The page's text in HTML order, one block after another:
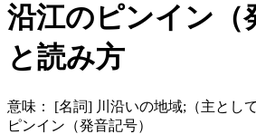
沿江のピンイン（
と読み方
意味：
[名詞] 川沿いの地域;（主とし
ピンイン（発音記号）